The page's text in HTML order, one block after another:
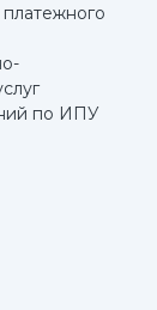
по ИПУ